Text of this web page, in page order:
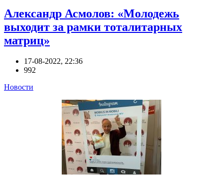
Александр Асмолов: «Молодежь
выходит за рамки тоталитарных
матриц»
17-08-2022, 22:36
992
Новости